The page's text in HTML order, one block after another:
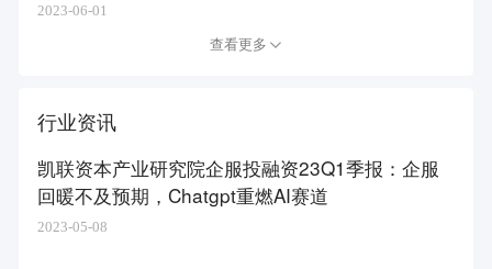
2023-06-01
查看更多
行业资讯
凯联资本产业研究院企服投融资23Q1季报：企服
回暖不及预期，Chatgpt重燃AI赛道
2023-05-08